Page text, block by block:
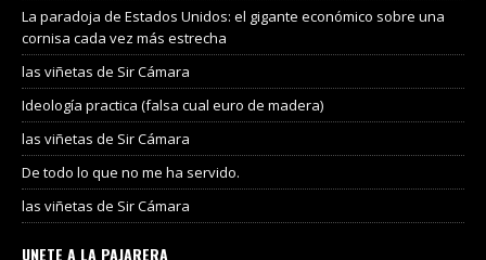
La paradoja de Estados Unidos: el gigante económico sobre una
cornisa cada vez más estrecha
las viñetas de Sir Cámara
Ideología practica (falsa cual euro de madera)
las viñetas de Sir Cámara
De todo lo que no me ha servido.
las viñetas de Sir Cámara
UNETE A LA PAJARERA